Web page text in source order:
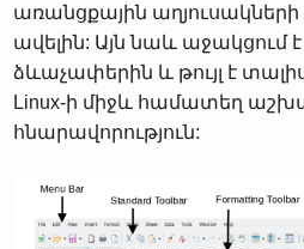
առանցքային
ավելին: Այն նաև աջակցում
ձևաչափերին և թույլ է տալիս
Linux-ի միջև համատեղ
հնարավորություն: